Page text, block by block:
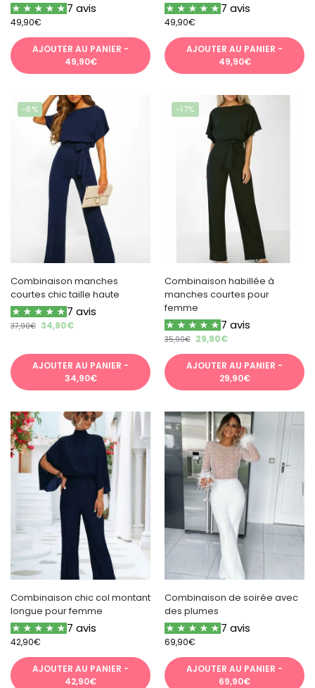
7 avis
49,90€
AJOUTER AU PANIER -
49,90€
7 avis
49,90€
AJOUTER AU PANIER -
49,90€
-8%
Combinaison manches
courtes chic taille haute
7 avis
37,90€ 34,90€
AJOUTER AU PANIER -
34,90€
-17%
Combinaison habillée à
manches courtes pour
femme
7 avis
35,90€ 29,90€
AJOUTER AU PANIER -
29,90€
Combinaison chic col montant
longue pour femme
7 avis
42,90€
AJOUTER AU PANIER -
42,90€
Combinaison de soirée avec
des plumes
7 avis
69,90€
AJOUTER AU PANIER -
69,90€